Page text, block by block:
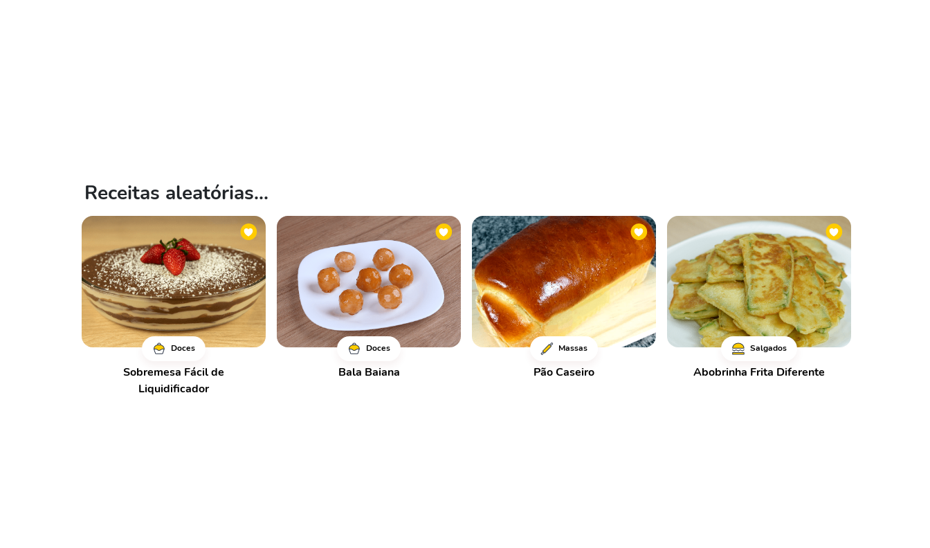
Receitas aleatórias...
Doces
Sobremesa Fácil de
Liquidificador
Doces
Bala Baiana
Massas
Pão Caseiro
Salgados
Abobrinha Frita Diferente